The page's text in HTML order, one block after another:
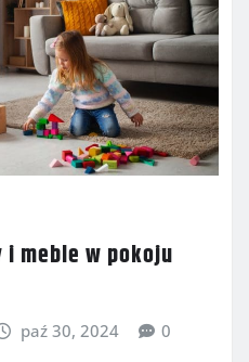
i meble w pokoju
paź 30, 2024 0